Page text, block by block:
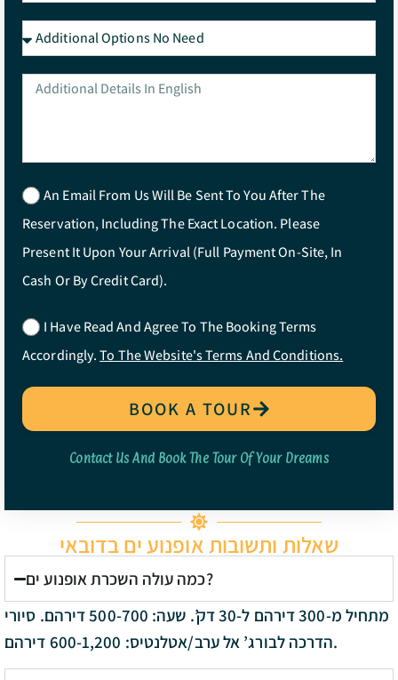
An Email From Us Will Be Sent To You After The
Reservation, Including The Exact Location. Please
Present It Upon Your Arrival (full Payment On-Site, In
Cash Or By Credit Card).
I Have Read And Agree To The Booking Terms
Accordingly.To The Website's Terms And Conditions.
BOOK A TOUR
Contact Us And Book The Tour Of Your Dreams
שאלות ותשובות אופנוע ים בדובאי
כמה עולה השכרת אופנוע ים?
מתחיל מ-300 דירהם ל-30 דק’. שעה: 500-700 דירהם. סיורי
הדרכה לבורג’ אל ערב/אטלנטיס: 600-1,200 דירהם.